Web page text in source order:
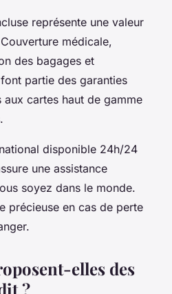
représente une valeur
médicale,
des bagages et
partie des garanties
cartes haut de gamme
disponible 24h/24
une assistance
soyez dans le monde.
précieuse en cas de perte
elles des
?